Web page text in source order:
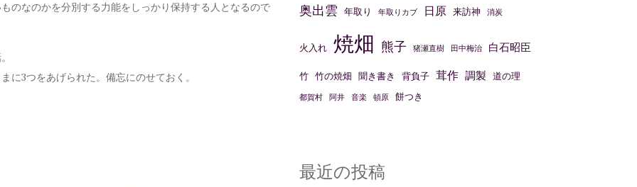
のなのかを分別する力能をしっかり保持する人となるので
3つをあげられた。備忘にのせておく。
奥出雲 年取り 年取りカブ 日原 来訪神 消炭
火入れ 焼畑 熊子 猪瀬直樹 田中梅治 白石昭臣
竹 竹の焼畑 聞き書き 背負子 茸作 調製 道の理
都賀村 阿井 音楽 頓原 餅つき
最近の投稿